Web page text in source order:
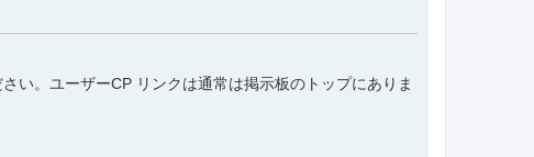
い。ユーザーCP リンクは通常は掲示板のトップにありま